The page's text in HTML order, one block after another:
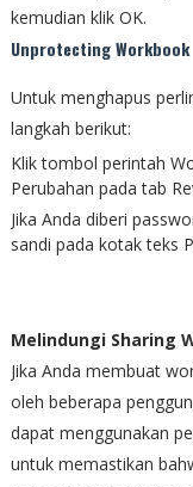
kemudian klik OK.
Unprotecting Workbook
Untuk menghapus
langkah berikut:
Klik tombol perintah
Perubahan pada tab
Jika Anda diberi
sandi pada kotak teks
Melindungi Sharing
Jika Anda membuat
oleh beberapa
dapat menggunakan
untuk memastikan